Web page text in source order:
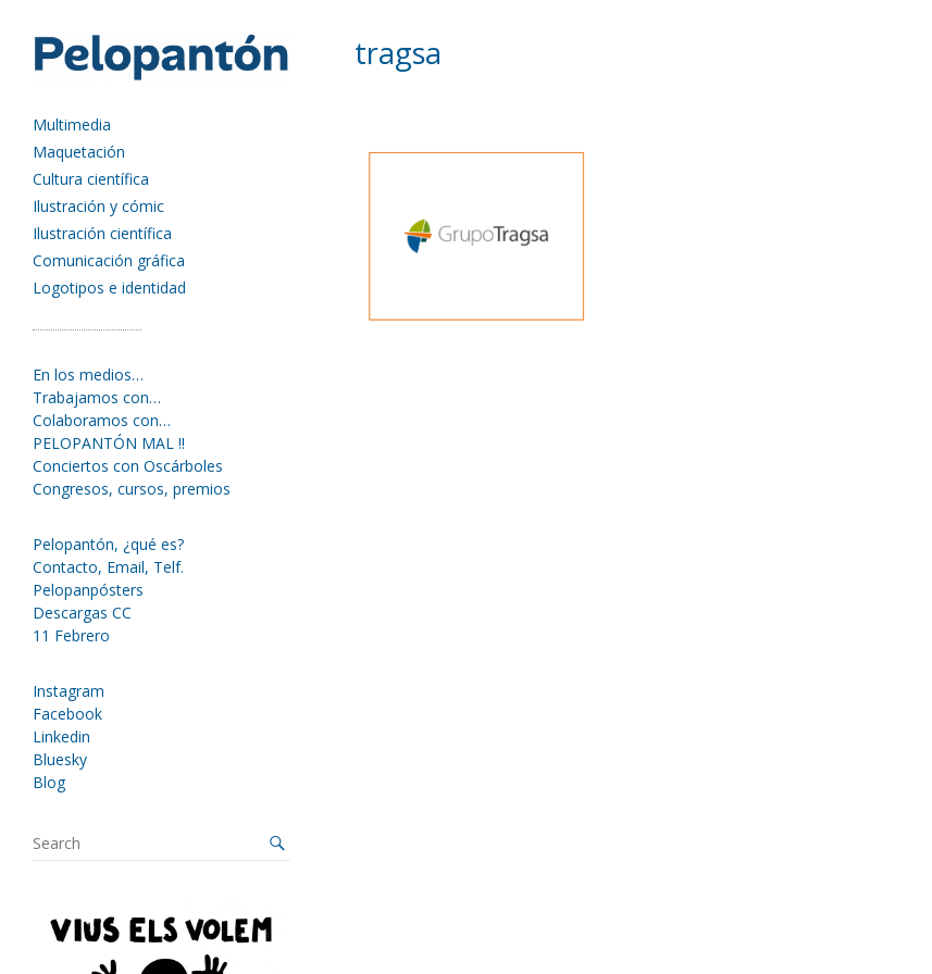
Multimedia
Maquetación
Cultura científica
Ilustración y cómic
Ilustración científica
Comunicación gráfica
Logotipos e identidad
tragsa
En los medios…
Trabajamos con…
Colaboramos con…
PELOPANTÓN MAL !!
Conciertos con Oscárboles
Congresos, cursos, premios
Pelopantón, ¿qué es?
Contacto, Email, Telf.
Pelopanpósters
Descargas CC
11 Febrero
Instagram
Facebook
Linkedin
Bluesky
Blog
S
e